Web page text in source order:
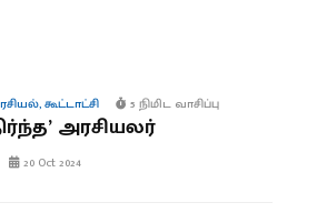
,கூட்டாட்சி 5 நிமிட வாசிப்பு
அரசியலர்
20 Oct 2024